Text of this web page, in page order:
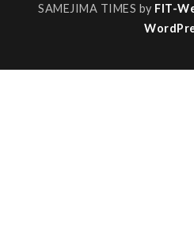
SAMEJIMA TIMES by FIT-